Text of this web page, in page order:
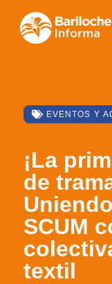
EVENTOS Y
¡La
de
SCUM
textil